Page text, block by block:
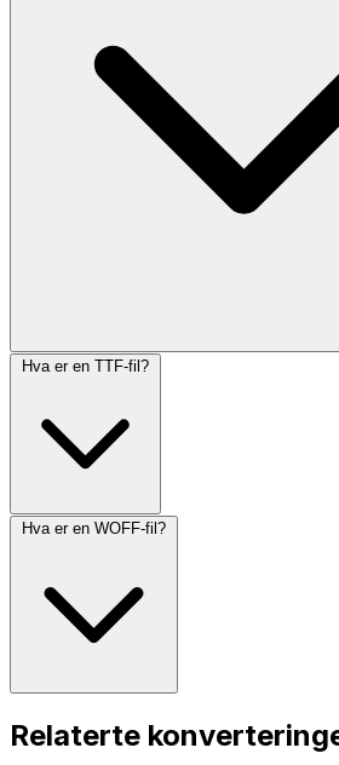
Hva er en TTF-fil?
Hva er en WOFF-fil?
Relaterte